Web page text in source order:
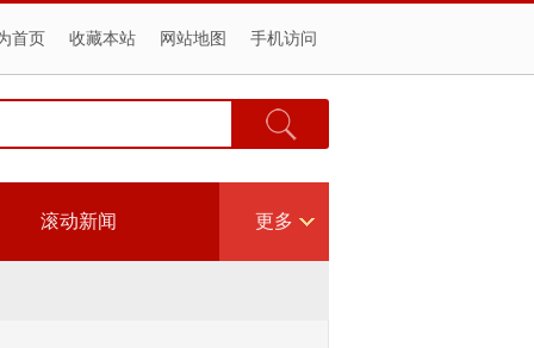
首页 收藏本站 网站地图 手机访问
滚动新闻 更多